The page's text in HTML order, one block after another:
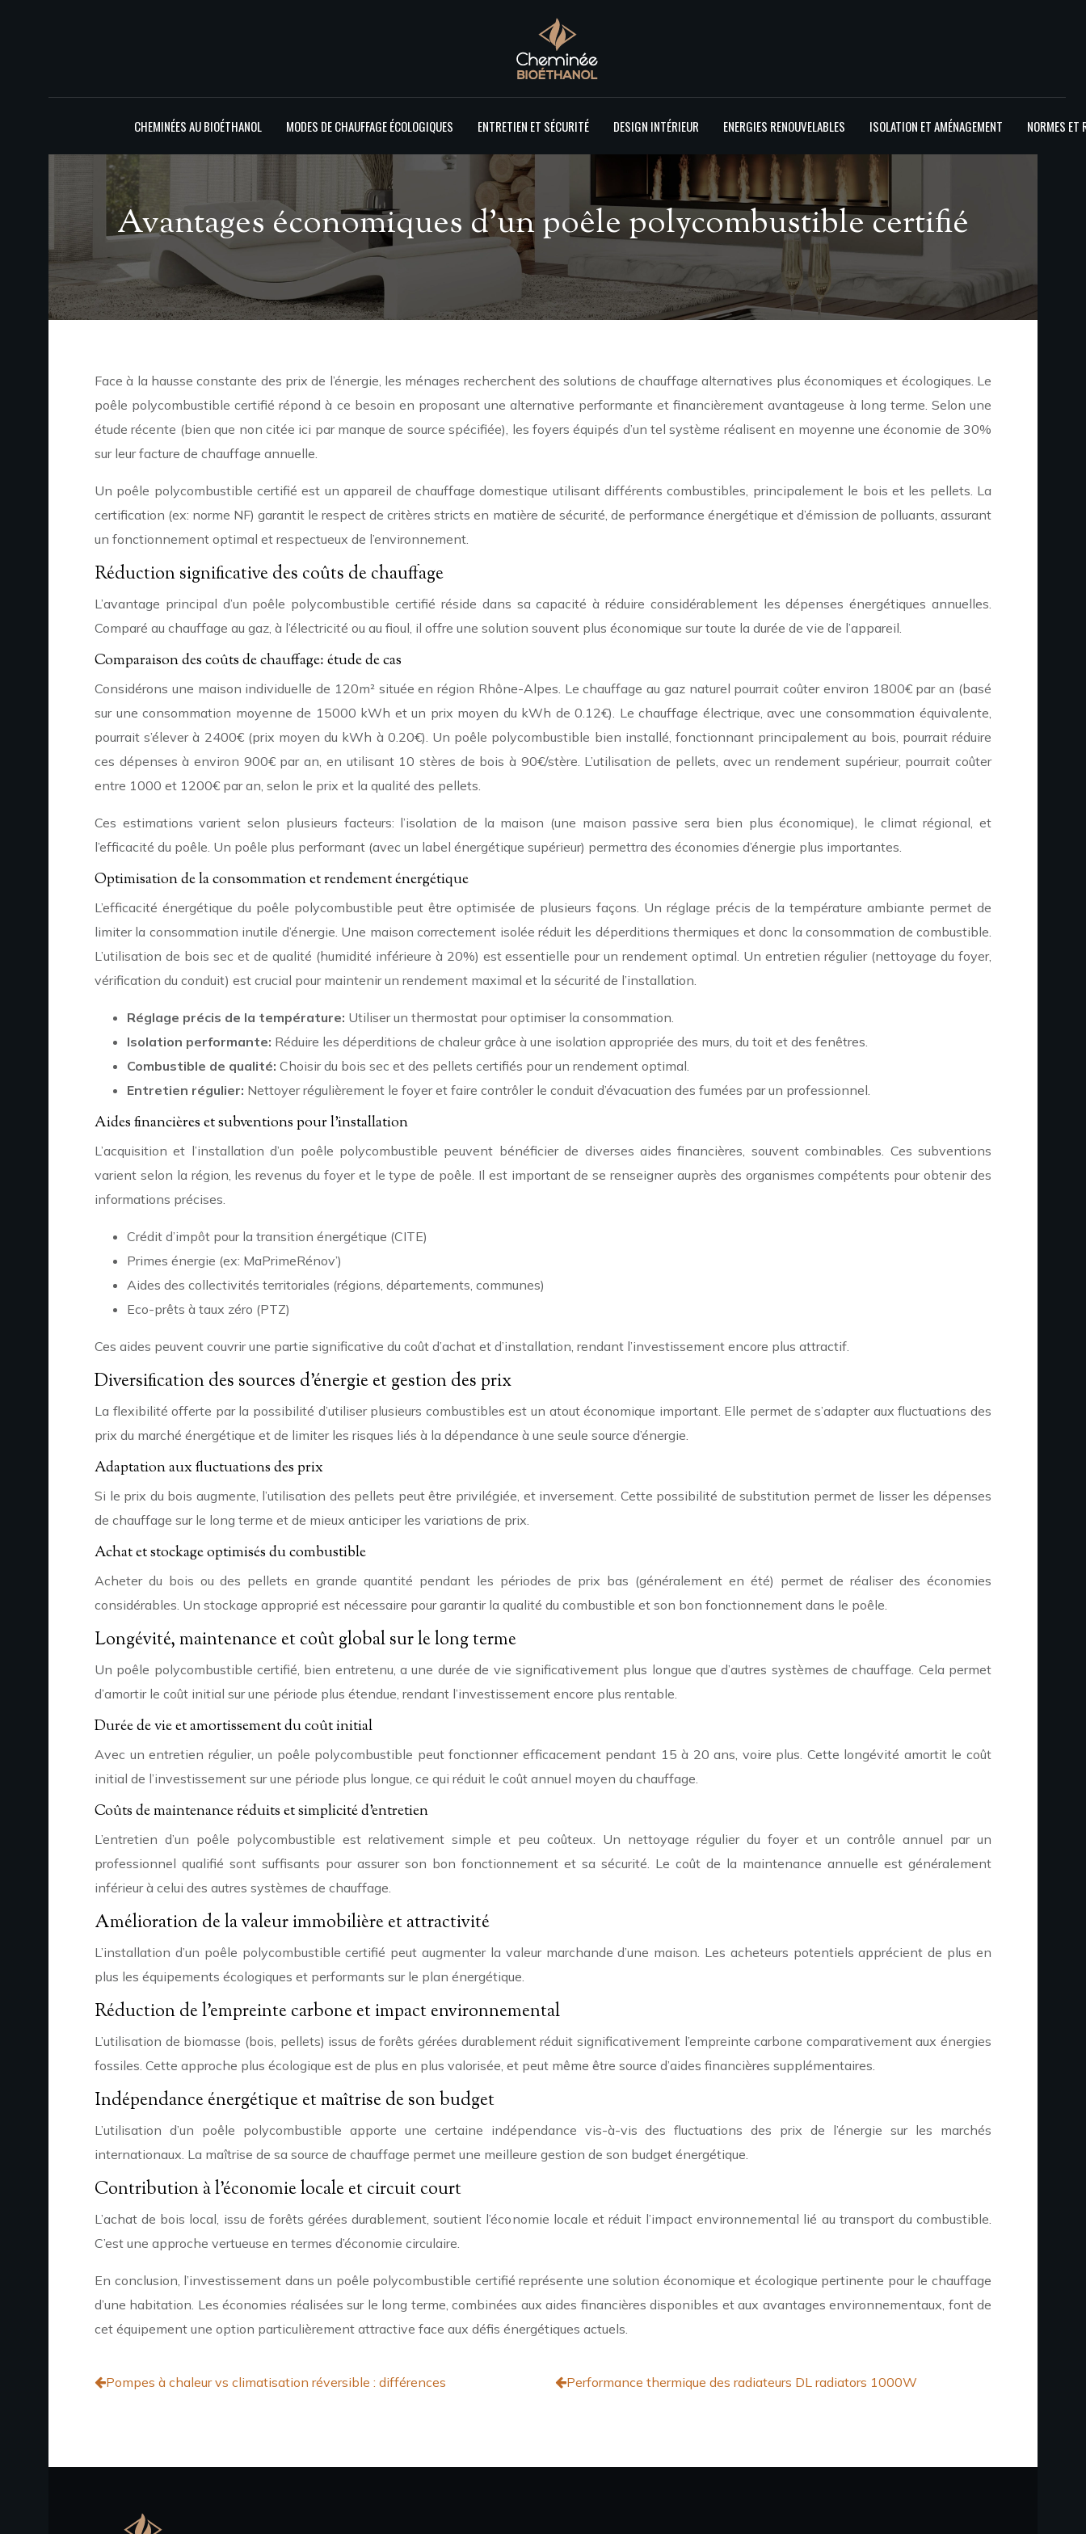
CHEMINÉES AU BIOÉTHANOL MODES DE CHAUFFAGE ÉCOLOGIQUES ENTRETIEN ET SÉCURITÉ DESIGN INTÉRIEUR ENERGIES RENOUVELABLES ISOLATION ET AMÉNAGEMENT NORMES ET
Avantages économiques d’un poêle polycombustible certifié
Face à la hausse constante des prix de l’énergie, les ménages recherchent des solutions de chauffage alternatives plus économiques et écologiques. Le
poêle polycombustible certifié répond à ce besoin en proposant une alternative performante et financièrement avantageuse à long terme. Selon une
étude récente (bien que non citée ici par manque de source spécifiée), les foyers équipés d’un tel système réalisent en moyenne une économie de 30%
sur leur facture de chauffage annuelle.
Un poêle polycombustible certifié est un appareil de chauffage domestique utilisant différents combustibles, principalement le bois et les pellets. La
certification (ex: norme NF) garantit le respect de critères stricts en matière de sécurité, de performance énergétique et d’émission de polluants, assurant
un fonctionnement optimal et respectueux de l’environnement.
Réduction significative des coûts de chauffage
L’avantage principal d’un poêle polycombustible certifié réside dans sa capacité à réduire considérablement les dépenses énergétiques annuelles.
Comparé au chauffage au gaz, à l’électricité ou au fioul, il offre une solution souvent plus économique sur toute la durée de vie de l’appareil.
Comparaison des coûts de chauffage: étude de cas
Considérons une maison individuelle de 120m² située en région Rhône-Alpes. Le chauffage au gaz naturel pourrait coûter environ 1800€ par an (basé
sur une consommation moyenne de 15000 kWh et un prix moyen du kWh de 0.12€). Le chauffage électrique, avec une consommation équivalente,
pourrait s’élever à 2400€ (prix moyen du kWh à 0.20€). Un poêle polycombustible bien installé, fonctionnant principalement au bois, pourrait réduire
ces dépenses à environ 900€ par an, en utilisant 10 stères de bois à 90€/stère. L’utilisation de pellets, avec un rendement supérieur, pourrait coûter
entre 1000 et 1200€ par an, selon le prix et la qualité des pellets.
Ces estimations varient selon plusieurs facteurs: l’isolation de la maison (une maison passive sera bien plus économique), le climat régional, et
l’efficacité du poêle. Un poêle plus performant (avec un label énergétique supérieur) permettra des économies d’énergie plus importantes.
Optimisation de la consommation et rendement énergétique
L’efficacité énergétique du poêle polycombustible peut être optimisée de plusieurs façons. Un réglage précis de la température ambiante permet de
limiter la consommation inutile d’énergie. Une maison correctement isolée réduit les déperditions thermiques et donc la consommation de combustible.
L’utilisation de bois sec et de qualité (humidité inférieure à 20%) est essentielle pour un rendement optimal. Un entretien régulier (nettoyage du foyer,
vérification du conduit) est crucial pour maintenir un rendement maximal et la sécurité de l’installation.
Réglage précis de la température: Utiliser un thermostat pour optimiser la consommation.
Isolation performante: Réduire les déperditions de chaleur grâce à une isolation appropriée des murs, du toit et des fenêtres.
Combustible de qualité: Choisir du bois sec et des pellets certifiés pour un rendement optimal.
Entretien régulier: Nettoyer régulièrement le foyer et faire contrôler le conduit d’évacuation des fumées par un professionnel.
Aides financières et subventions pour l’installation
L’acquisition et l’installation d’un poêle polycombustible peuvent bénéficier de diverses aides financières, souvent combinables. Ces subventions
varient selon la région, les revenus du foyer et le type de poêle. Il est important de se renseigner auprès des organismes compétents pour obtenir des
informations précises.
Crédit d’impôt pour la transition énergétique (CITE)
Primes énergie (ex: MaPrimeRénov’)
Aides des collectivités territoriales (régions, départements, communes)
Eco-prêts à taux zéro (PTZ)
Ces aides peuvent couvrir une partie significative du coût d’achat et d’installation, rendant l’investissement encore plus attractif.
Diversification des sources d’énergie et gestion des prix
La flexibilité offerte par la possibilité d’utiliser plusieurs combustibles est un atout économique important. Elle permet de s’adapter aux fluctuations des
prix du marché énergétique et de limiter les risques liés à la dépendance à une seule source d’énergie.
Adaptation aux fluctuations des prix
Si le prix du bois augmente, l’utilisation des pellets peut être privilégiée, et inversement. Cette possibilité de substitution permet de lisser les dépenses
de chauffage sur le long terme et de mieux anticiper les variations de prix.
Achat et stockage optimisés du combustible
Acheter du bois ou des pellets en grande quantité pendant les périodes de prix bas (généralement en été) permet de réaliser des économies
considérables. Un stockage approprié est nécessaire pour garantir la qualité du combustible et son bon fonctionnement dans le poêle.
Longévité, maintenance et coût global sur le long terme
Un poêle polycombustible certifié, bien entretenu, a une durée de vie significativement plus longue que d’autres systèmes de chauffage. Cela permet
d’amortir le coût initial sur une période plus étendue, rendant l’investissement encore plus rentable.
Durée de vie et amortissement du coût initial
Avec un entretien régulier, un poêle polycombustible peut fonctionner efficacement pendant 15 à 20 ans, voire plus. Cette longévité amortit le coût
initial de l’investissement sur une période plus longue, ce qui réduit le coût annuel moyen du chauffage.
Coûts de maintenance réduits et simplicité d’entretien
L’entretien d’un poêle polycombustible est relativement simple et peu coûteux. Un nettoyage régulier du foyer et un contrôle annuel par un
professionnel qualifié sont suffisants pour assurer son bon fonctionnement et sa sécurité. Le coût de la maintenance annuelle est généralement
inférieur à celui des autres systèmes de chauffage.
Amélioration de la valeur immobilière et attractivité
L’installation d’un poêle polycombustible certifié peut augmenter la valeur marchande d’une maison. Les acheteurs potentiels apprécient de plus en
plus les équipements écologiques et performants sur le plan énergétique.
Réduction de l’empreinte carbone et impact environnemental
L’utilisation de biomasse (bois, pellets) issus de forêts gérées durablement réduit significativement l’empreinte carbone comparativement aux énergies
fossiles. Cette approche plus écologique est de plus en plus valorisée, et peut même être source d’aides financières supplémentaires.
Indépendance énergétique et maîtrise de son budget
L’utilisation d’un poêle polycombustible apporte une certaine indépendance vis-à-vis des fluctuations des prix de l’énergie sur les marchés
internationaux. La maîtrise de sa source de chauffage permet une meilleure gestion de son budget énergétique.
Contribution à l’économie locale et circuit court
L’achat de bois local, issu de forêts gérées durablement, soutient l’économie locale et réduit l’impact environnemental lié au transport du combustible.
C’est une approche vertueuse en termes d’économie circulaire.
En conclusion, l’investissement dans un poêle polycombustible certifié représente une solution économique et écologique pertinente pour le chauffage
d’une habitation. Les économies réalisées sur le long terme, combinées aux aides financières disponibles et aux avantages environnementaux, font de
cet équipement une option particulièrement attractive face aux défis énergétiques actuels.
Pompes à chaleur vs climatisation réversible : différences Performance thermique des radiateurs DL radiators 1000W